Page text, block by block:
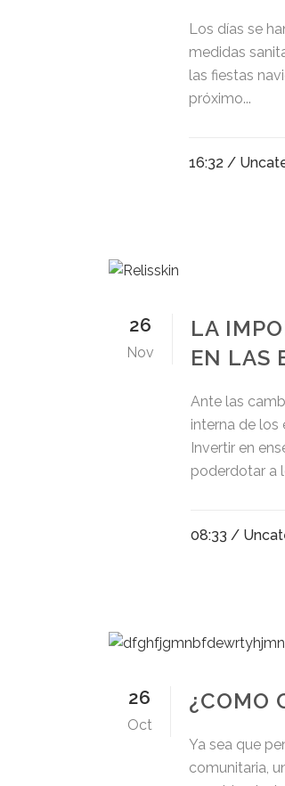
Los días se
medidas
las fiestas
próximo...
16:32 /
26
Nov
LA
EN LAS
Ante las
interna de los
Invertir en
poderdotar a
08:33 /
26
Oct
¿COMO
Ya sea que
comunitaria,